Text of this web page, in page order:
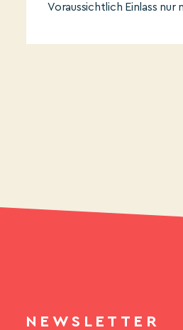
Voraussichtlich Einlass nur
NEWSLETTER